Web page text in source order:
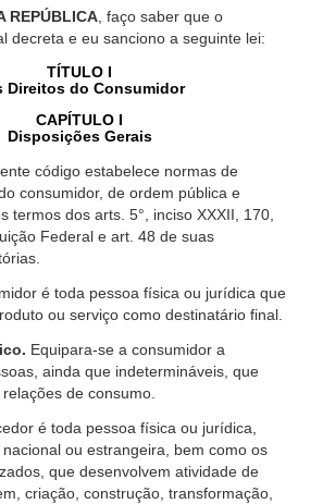
REPÚBLICA , faço saber que o
decreta e eu sanciono a seguinte lei:
TÍTULO I
Direitos do Consumidor
CAPÍTULO I
Disposições Gerais
código estabelece normas de
consumidor, de ordem pública e
termos dos arts. 5°, inciso XXXII, 170,
Federal e art. 48 de suas
é toda pessoa física ou jurídica que
ou serviço como destinatário final.
Equipara-se a consumidor a
ainda que indetermináveis, que
de consumo.
é toda pessoa física ou jurídica,
ou estrangeira, bem como os
que desenvolvem atividade de
criação, construção, transformação,